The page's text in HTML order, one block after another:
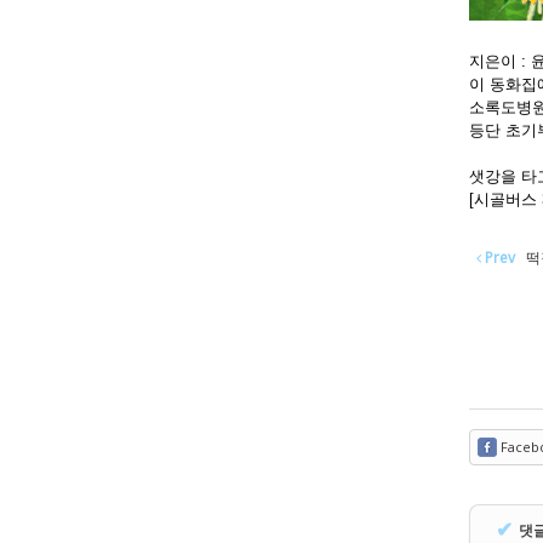
지은이 :
이 동화집
소록도병
등단 초기
샛강을 타
[시골버
Prev
✔ 댓